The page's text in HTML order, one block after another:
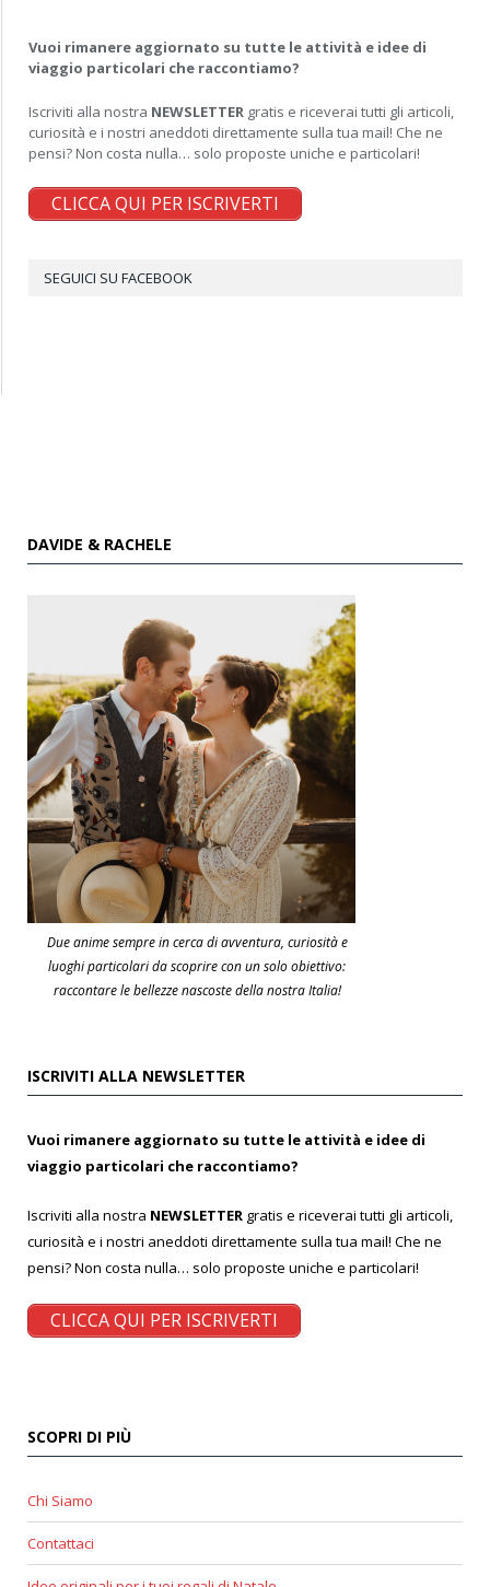
Vuoi rimanere aggiornato su tutte le attività e idee di
viaggio particolari che raccontiamo?
Iscriviti alla nostra NEWSLETTER gratis e riceverai tutti gli articoli,
curiosità e i nostri aneddoti direttamente sulla tua mail! Che ne
pensi? Non costa nulla… solo proposte uniche e particolari!
CLICCA QUI PER ISCRIVERTI
SEGUICI SU FACEBOOK
DAVIDE & RACHELE
Due anime sempre in cerca di avventura, curiosità e
luoghi particolari da scoprire con un solo obiettivo:
raccontare le bellezze nascoste della nostra Italia!
ISCRIVITI ALLA NEWSLETTER
Vuoi rimanere aggiornato su tutte le attività e idee di
viaggio particolari che raccontiamo?
Iscriviti alla nostra NEWSLETTER gratis e riceverai tutti gli articoli,
curiosità e i nostri aneddoti direttamente sulla tua mail! Che ne
pensi? Non costa nulla… solo proposte uniche e particolari!
CLICCA QUI PER ISCRIVERTI
SCOPRI DI PIÙ
Chi Siamo
Contattaci